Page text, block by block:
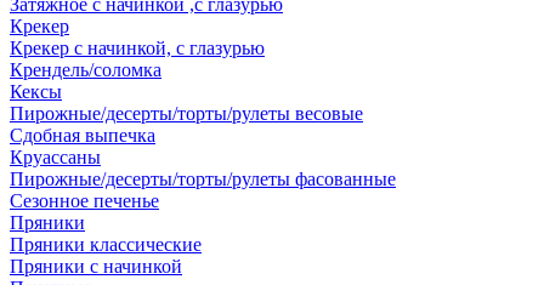
Затяжное с начинкой ,с глазурью
Крекер
Крекер с начинкой, с глазурью
Крендель/соломка
Кексы
Пирожные/десерты/торты/рулеты весовые
Сдобная выпечка
Круассаны
Пирожные/десерты/торты/рулеты фасованные
Сезонное печенье
Пряники
Пряники классические
Пряники с начинкой